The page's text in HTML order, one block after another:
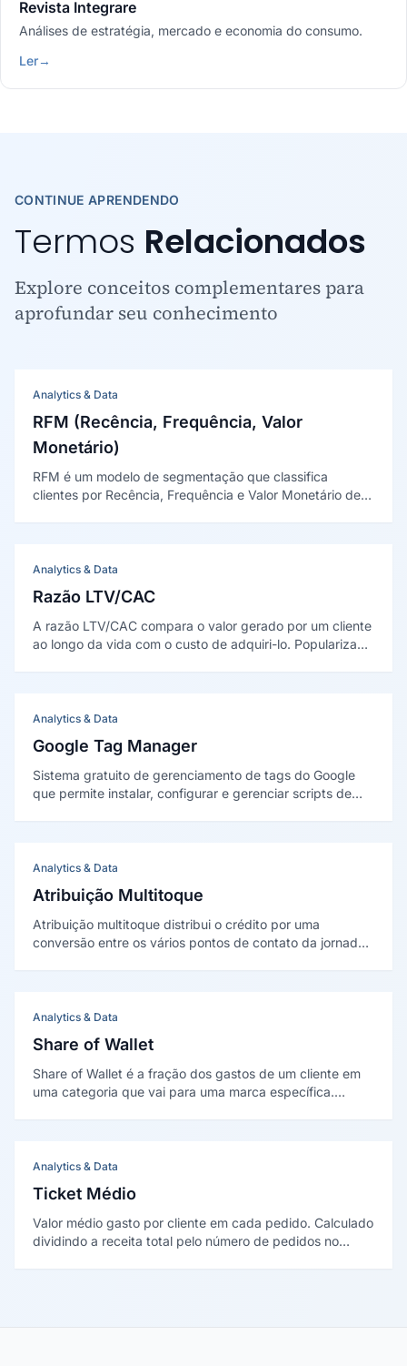
Revista Integrare
Análises de estratégia, mercado e economia do consumo.
Ler→
CONTINUE APRENDENDO
Termos Relacionados
Explore conceitos complementares para
aprofundar seu conhecimento
Analytics & Data
RFM (Recência, Frequência, Valor
Monetário)
RFM é um modelo de segmentação que classifica
clientes por Recência, Frequência e Valor Monetário de
Analytics & Data
Razão LTV/CAC
A razão LTV/CAC compara o valor gerado por um cliente
ao longo da vida com o custo de adquiri-lo. Popularizada
Analytics & Data
Google Tag Manager
Sistema gratuito de gerenciamento de tags do Google
que permite instalar, configurar e gerenciar scripts de
Analytics & Data
Atribuição Multitoque
Atribuição multitoque distribui o crédito por uma
conversão entre os vários pontos de contato da jornada,
Analytics & Data
Share of Wallet
Share of Wallet é a fração dos gastos de um cliente em
uma categoria que vai para uma marca específica.
Analytics & Data
Ticket Médio
Valor médio gasto por cliente em cada pedido. Calculado
dividindo a receita total pelo número de pedidos no